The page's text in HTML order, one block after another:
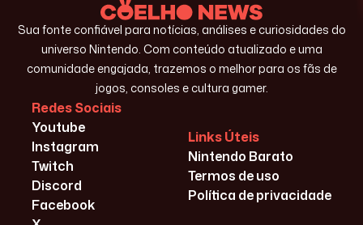
Sua fonte confiável para notícias, análises e curiosidades do
universo Nintendo. Com conteúdo atualizado e uma
comunidade engajada, trazemos o melhor para os fãs de
jogos, consoles e cultura gamer.
Redes Sociais
Youtube
Instagram
Twitch
Discord
Facebook
Links Úteis
Nintendo Barato
Termos de uso
Política de privacidade